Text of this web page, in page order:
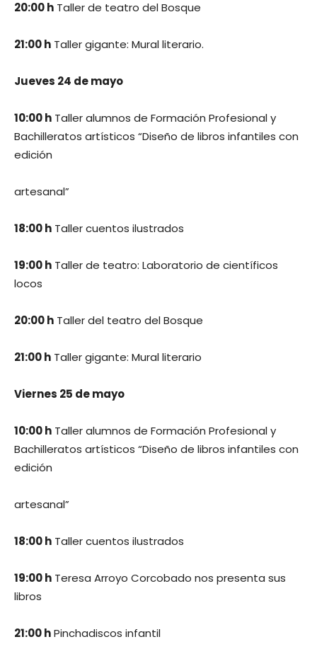
20:00 h Taller de teatro del Bosque
21:00 h Taller gigante: Mural literario.
Jueves 24 de mayo
10:00 h Taller alumnos de Formación Profesional y
Bachilleratos artísticos “Diseño de libros infantiles con
edición
artesanal”
18:00 h Taller cuentos ilustrados
19:00 h Taller de teatro: Laboratorio de científicos
locos
20:00 h Taller del teatro del Bosque
21:00 h Taller gigante: Mural literario
Viernes 25 de mayo
10:00 h Taller alumnos de Formación Profesional y
Bachilleratos artísticos “Diseño de libros infantiles con
edición
artesanal”
18:00 h Taller cuentos ilustrados
19:00 h Teresa Arroyo Corcobado nos presenta sus
libros
21:00 hPinchadiscos infantil